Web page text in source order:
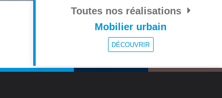
Toutes nos réalisations
Mobilier urbain
DÉCOUVRIR